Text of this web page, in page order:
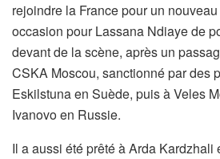
rejoindre la France pour un
occasion pour Lassana Ndiaye de
devant de la scène, après un
CSKA Moscou, sanctionné par des
Eskilstuna en Suède, puis à Veles
Ivanovo en Russie.
Il a aussi été prêté à Arda Kardzhali